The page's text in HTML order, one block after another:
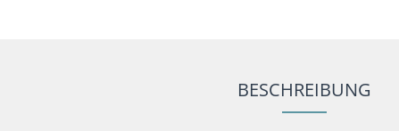
BESCHREIBUNG